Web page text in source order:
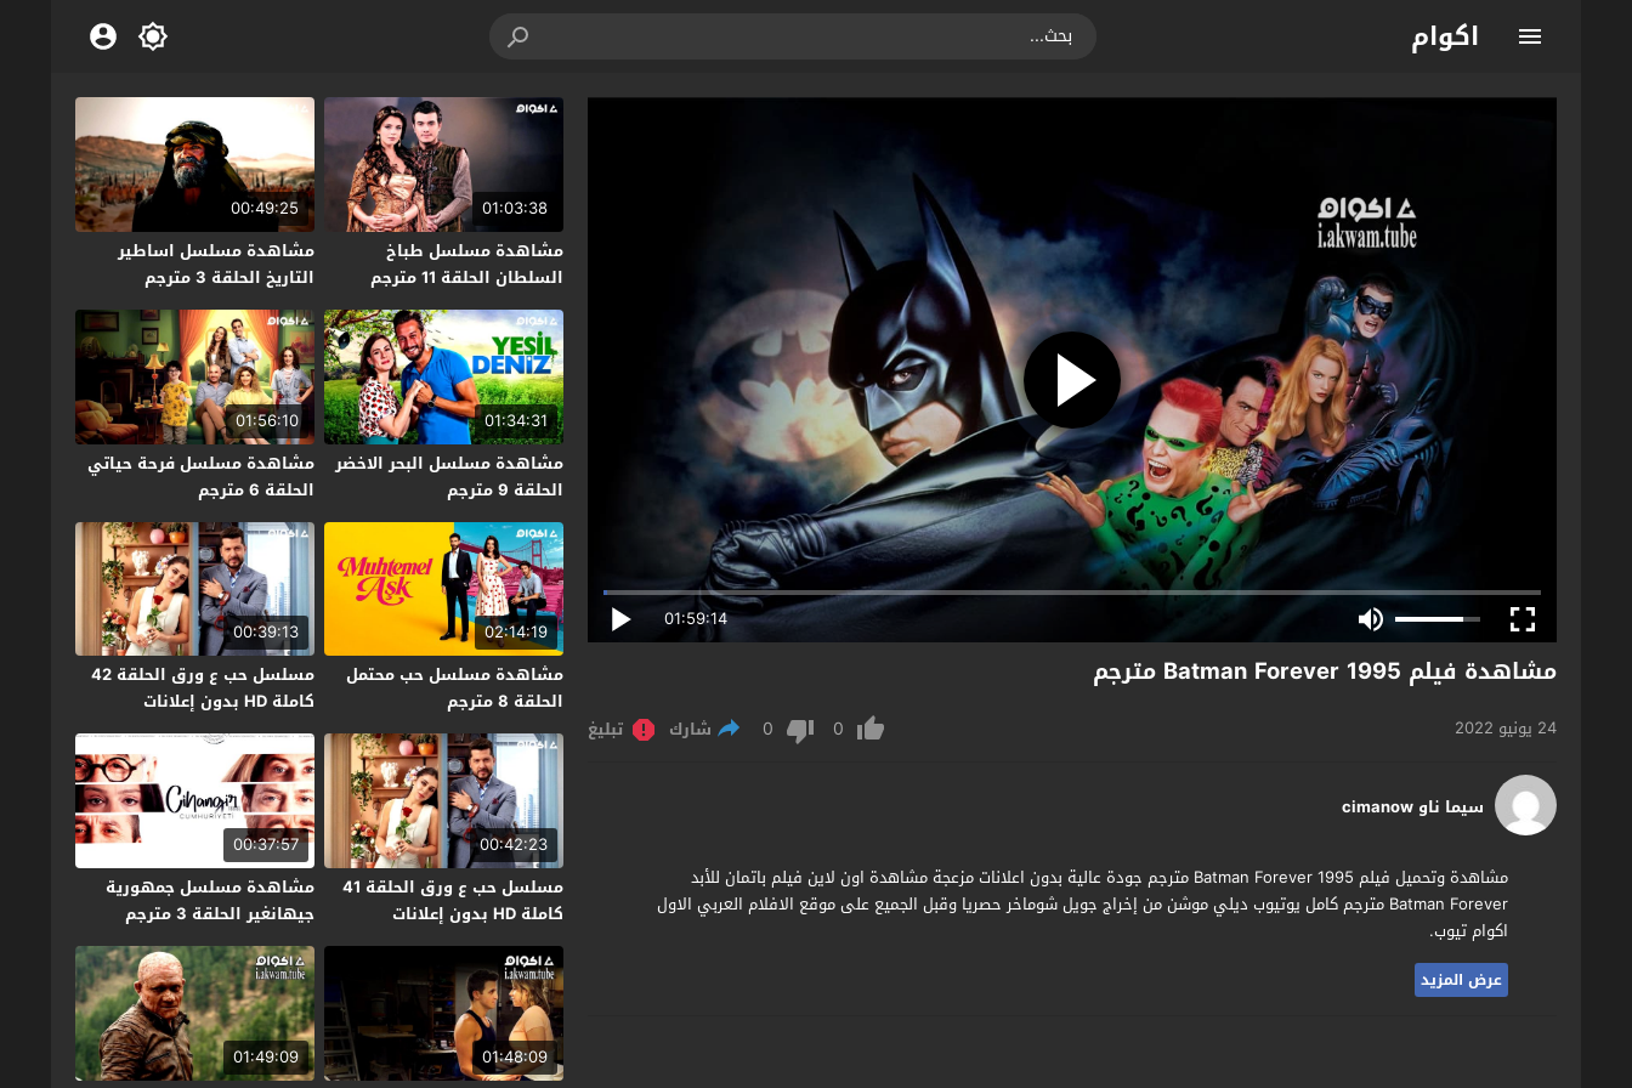
اكوام
01:59:14
مشاهدة فيلم Batman Forever 1995 مترجم
24 يونيو 2022 0
0 شارك تبليغ
سيما ناو cimanow
مشاهدة وتحميل فيلم Batman Forever 1995 مترجم جودة عالية بدون اعلانات مزعجة مشاهدة اون لاين فيلم باتمان للأبد
Batman Forever مترجم كامل يوتيوب ديلي موشن من إخراج جويل شوماخر حصريا وقبل الجميع على موقع الافلام العربي الاول
اكوام تيوب.
عرض المزيد
01:03:38
مشاهدة مسلسل طباخ
السلطان الحلقة 11 مترجم
00:49:25
مشاهدة مسلسل اساطير
التاريخ الحلقة 3 مترجم
01:34:31
مشاهدة مسلسل البحر الاخضر
الحلقة 9 مترجم
01:56:10
مشاهدة مسلسل فرحة حياتي
الحلقة 6 مترجم
02:14:19
مشاهدة مسلسل حب محتمل
الحلقة 8 مترجم
00:39:13
مسلسل حب ع ورق الحلقة 42
كاملة HD بدون إعلانات
00:42:23
مسلسل حب ع ورق الحلقة 41
كاملة HD بدون إعلانات
00:37:57
مشاهدة مسلسل جمهورية
جيهانغير الحلقة 3 مترجم
01:48:09
01:49:09